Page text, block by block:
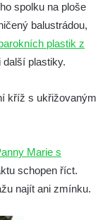
spolku na ploše
balustrádou,
plastik z
další plastiky.
kříž s ukřižovaným
Marie s
schopen říct.
najít ani zmínku.